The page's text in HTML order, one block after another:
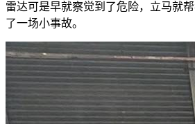
雷达可是早就察觉到了危险，立马就
了一场小事故。